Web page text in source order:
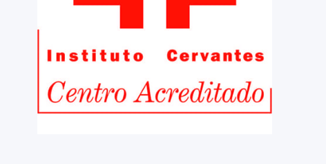
I would recommend this